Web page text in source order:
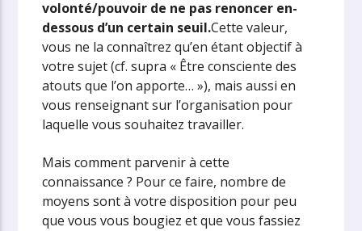
volonté/pouvoir de ne pas renoncer en-
dessous d’un certain seuil.Cette valeur,
vous ne la connaîtrez qu’en étant objectif à
votre sujet (cf. supra « Être consciente des
atouts que l’on apporte… »), mais aussi en
vous renseignant sur l’organisation pour
laquelle vous souhaitez travailler.
Mais comment parvenir à cette
connaissance ? Pour ce faire, nombre de
moyens sont à votre disposition pour peu
que vous vous bougiez et que vous fassiez